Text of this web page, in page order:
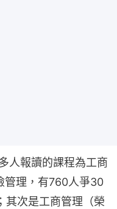
人報讀的課程為工商
管理，有760人爭30
其次是工商管理（榮